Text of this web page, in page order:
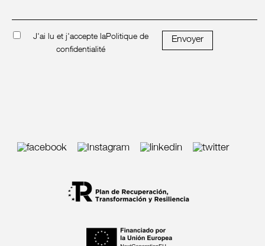
J'ai lu et j'accepte laPolitique de
confidentialité
Envoyer